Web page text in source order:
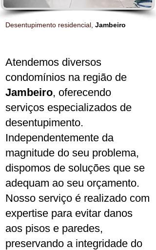
Desentupimento residencial Jambeiro
Atendemos diversos
condomínios na região de
Jambeiro, oferecendo
serviços especializados de
desentupimento.
Independentemente da
magnitude do seu problema,
dispomos de soluções que se
adequam ao seu orçamento.
Nosso serviço é realizado com
expertise para evitar danos
aos pisos e paredes,
preservando a integridade do